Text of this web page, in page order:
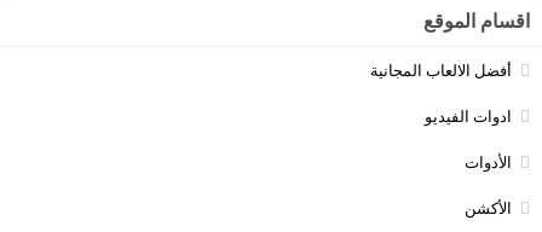
اقسام الموقع
أفضل الالعاب المجانية
ادوات الفيديو
الأدوات
الأكشن